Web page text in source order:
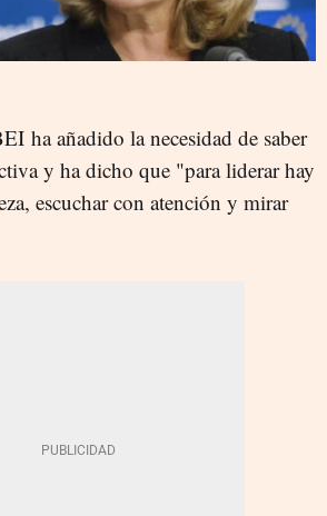
ha añadido la necesidad de saber
y ha dicho que "para liderar hay
escuchar con atención y mirar